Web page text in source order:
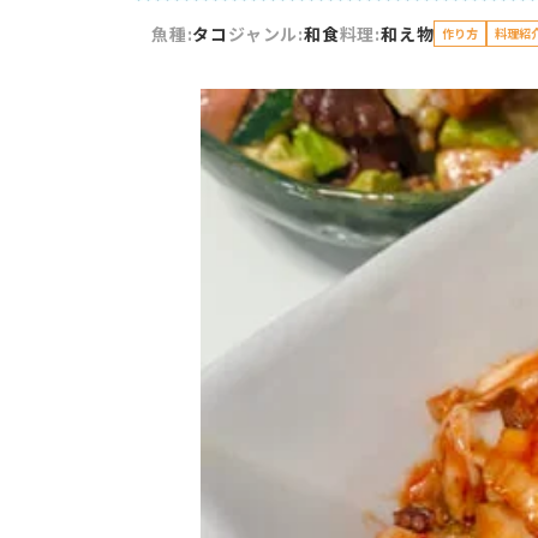
魚種:タコ ジャンル:和食料理:和え物 作り方 料理紹